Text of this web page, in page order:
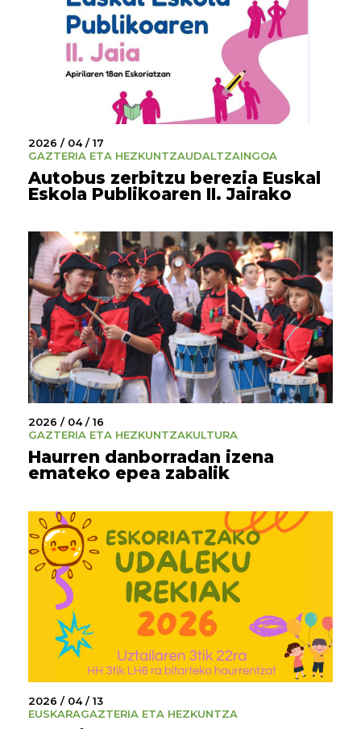
2026 / 04 / 17
GAZTERIA ETA HEZKUNTZAUDALTZAINGOA
Autobus zerbitzu berezia Euskal
Eskola Publikoaren II. Jairako
2026 / 04 / 16
GAZTERIA ETA HEZKUNTZAKULTURA
Haurren danborradan izena
emateko epea zabalik
2026 / 04 / 13
EUSKARAGAZTERIA ETA HEZKUNTZA